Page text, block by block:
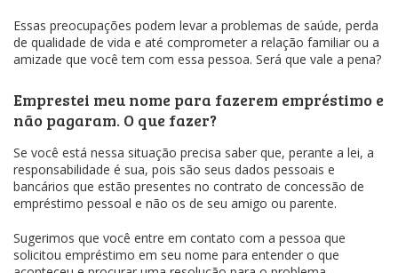
Essas preocupações podem levar a problemas de saúde, perda
de qualidade de vida e até comprometer a relação familiar ou a
amizade que você tem com essa pessoa. Será que vale a pena?
Emprestei meu nome para fazerem empréstimo e
não pagaram. O que fazer?
Se você está nessa situação precisa saber que, perante a lei, a
responsabilidade é sua, pois são seus dados pessoais e
bancários que estão presentes no contrato de concessão de
empréstimo pessoal e não os de seu amigo ou parente.
Sugerimos que você entre em contato com a pessoa que
solicitou empréstimo em seu nome para entender o que